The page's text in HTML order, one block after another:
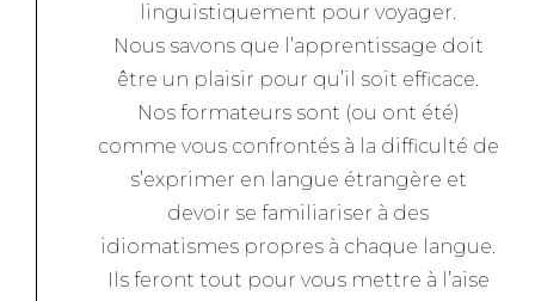
linguistiquement pour voyager.
Nous savons que l’apprentissage doit
être un plaisir pour qu’il soit efficace.
Nos formateurs sont (ou ont été)
comme vous confrontés à la difficulté de
s’exprimer en langue étrangère et
devoir se familiariser à des
idiomatismes propres à chaque langue.
Ils feront tout pour vous mettre à l’aise